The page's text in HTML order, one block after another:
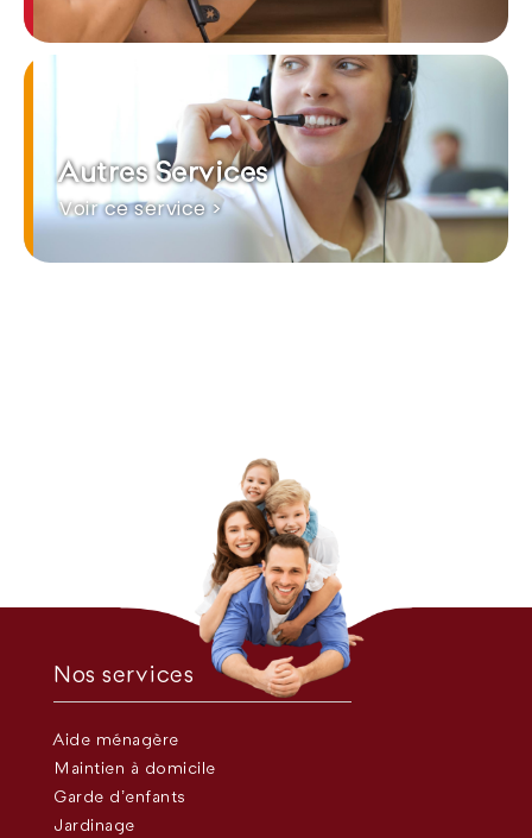
Autres Services
Voir ce service >
Nos services
Aide ménagère
Maintien à domicile
Garde d’enfants
Jardinage